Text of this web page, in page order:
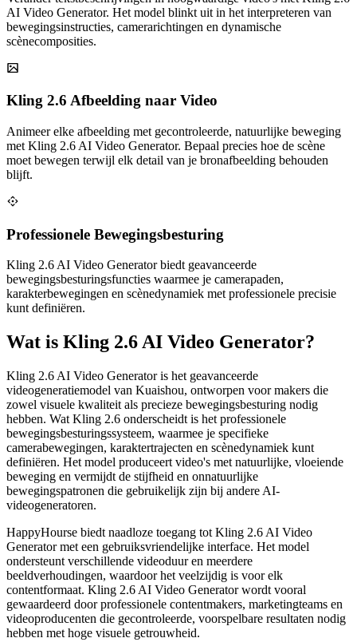
AI Video Generator. Het model blinkt uit in het interpreteren van
bewegingsinstructies, camerarichtingen en dynamische
scènecomposities.
Kling 2.6 Afbeelding naar Video
Animeer elke afbeelding met gecontroleerde, natuurlijke beweging
met Kling 2.6 AI Video Generator. Bepaal precies hoe de scène
moet bewegen terwijl elk detail van je bronafbeelding behouden
blijft.
Professionele Bewegingsbesturing
Kling 2.6 AI Video Generator biedt geavanceerde
bewegingsbesturingsfuncties waarmee je camerapaden,
karakterbewegingen en scènedynamiek met professionele precisie
kunt definiëren.
Wat is Kling 2.6 AI Video Generator?
Kling 2.6 AI Video Generator is het geavanceerde
videogeneratiemodel van Kuaishou, ontworpen voor makers die
zowel visuele kwaliteit als precieze bewegingsbesturing nodig
hebben. Wat Kling 2.6 onderscheidt is het professionele
bewegingsbesturingssysteem, waarmee je specifieke
camerabewegingen, karaktertrajecten en scènedynamiek kunt
definiëren. Het model produceert video's met natuurlijke, vloeiende
beweging en vermijdt de stijfheid en onnatuurlijke
bewegingspatronen die gebruikelijk zijn bij andere AI-
videogeneratoren.
HappyHourse biedt naadloze toegang tot Kling 2.6 AI Video
Generator met een gebruiksvriendelijke interface. Het model
ondersteunt verschillende videoduur en meerdere
beeldverhoudingen, waardoor het veelzijdig is voor elk
contentformaat. Kling 2.6 AI Video Generator wordt vooral
gewaardeerd door professionele contentmakers, marketingteams en
videoproducenten die gecontroleerde, voorspelbare resultaten nodig
hebben met hoge visuele getrouwheid.